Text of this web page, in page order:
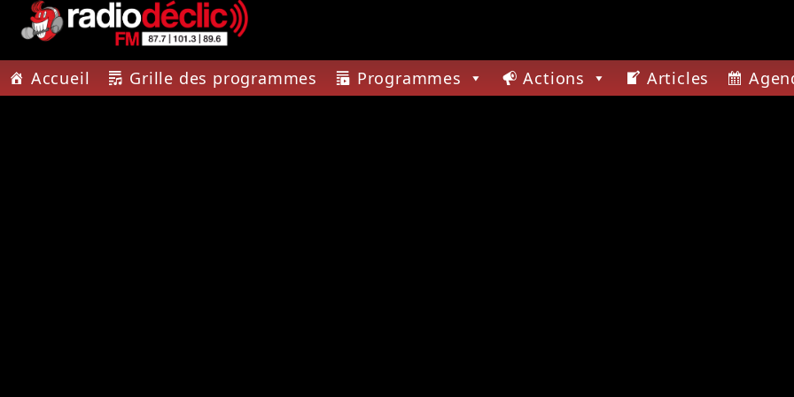
Accueil Grille des programmes Programmes Actions Articles